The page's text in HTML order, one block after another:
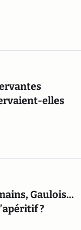
elles
Gaulois...
?